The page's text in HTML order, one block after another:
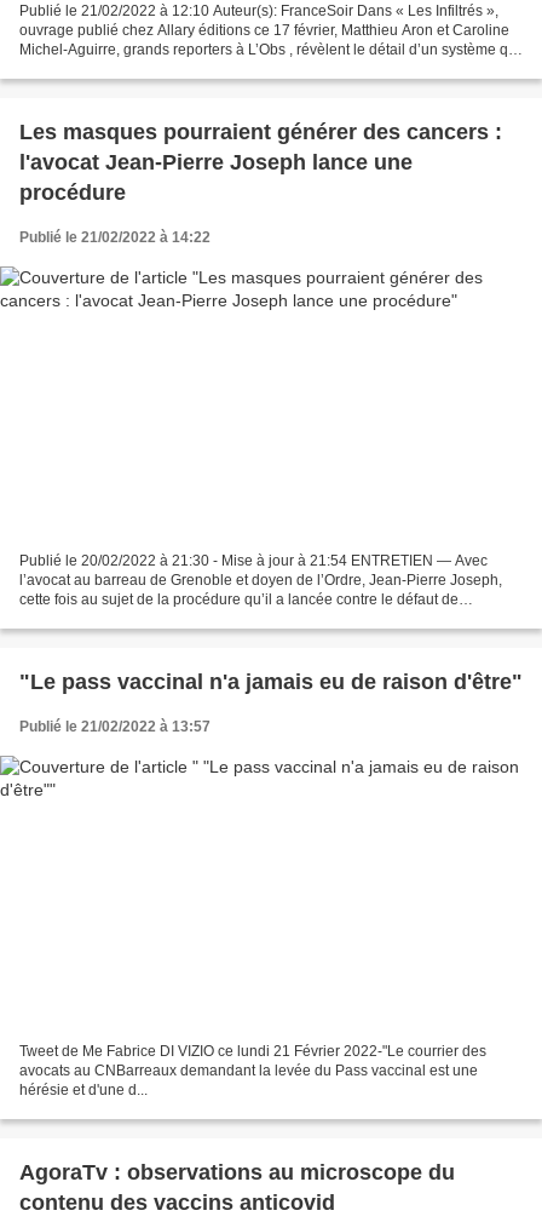
Publié le 21/02/2022 à 12:10 Auteur(s): FranceSoir Dans « Les Infiltrés »,
ouvrage publié chez Allary éditions ce 17 février, Matthieu Aron et Caroline
Michel-Aguirre, grands reporters à L’Obs , révèlent le détail d’un système qui
Les masques pourraient générer des cancers :
l'avocat Jean-Pierre Joseph lance une
procédure
Publié le 21/02/2022 à 14:22
Publié le 20/02/2022 à 21:30 - Mise à jour à 21:54 ENTRETIEN — Avec
l’avocat au barreau de Grenoble et doyen de l’Ordre, Jean-Pierre Joseph,
cette fois au sujet de la procédure qu’il a lancée contre le défaut de
"Le pass vaccinal n'a jamais eu de raison d'être"
Publié le 21/02/2022 à 13:57
Tweet de Me Fabrice DI VIZIO ce lundi 21 Février 2022-"Le courrier des
avocats au ⁦CNBarreaux⁩ demandant la levée du Pass vaccinal est une
hérésie et d'une d...
AgoraTv : observations au microscope du
contenu des vaccins anticovid